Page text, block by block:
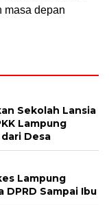
masa depan
Sekolah Lansia
Lampung
Desa
Lampung
Sampai Ibu